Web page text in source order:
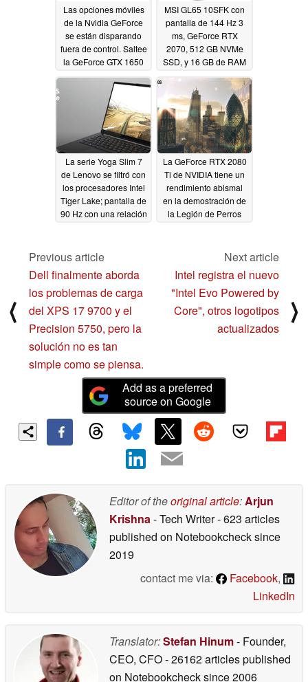
Las opciones móviles
de la Nvidia GeForce
se están disparando
fuera de control. Saltee
la GeForce GTX 1650
Ti y vaya por la
superior GTX 1660 Ti
en su lugar07/20/2020
MSI GL65 10SFK con
pantalla de 144 Hz 3
ms, GeForce RTX
2070, 512 GB NVMe
SSD, y 16 GB de RAM
ahora a la venta por
$1400 USD
07/19/2020
La serie Yoga Slim 7
de Lenovo se filtró con
los procesadores Intel
Tiger Lake; pantalla de
90 Hz con una relación
MX450 y GTX 1650
Pro07/16/2020
La GeForce RTX 2080
Ti de NVIDIA tiene un
rendimiento abismal
en la demostración de
la Legión de Perros
1080p/30 FPS con
activado07/14/2020
⟨
Previous article
Dell finalmente aborda
los problemas de carga
del XPS 17 9700 y el
Precision 5750, pero la
solución no es tan
simple como se piensa.
Next article
Intel registra el nuevo
"Intel Evo Powered by
Core", otros logotipos
actualizados
⟩
Add as a preferred
source on Google
Editor of theoriginal article: Arjun
Krishna - Tech Writer- 623 articles
published on Notebookchecksince
2019
contact me via:
Facebook,
LinkedIn
Translator:Stefan Hinum- Founder,
CEO, CFO- 26162 articles published
on Notebookchecksince 2006